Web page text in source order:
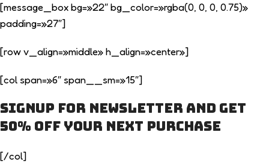
[message_box bg=»22″ bg_color=»rgba(0, 0, 0, 0.75)»
padding=»27″]
[row v_align=»middle» h_align=»center»]
[col span=»6″ span__sm=»15″]
Signup for Newsletter and get
50% off your next purchase
[/col]